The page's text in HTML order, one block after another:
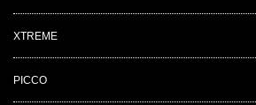
XTREME
PICCO